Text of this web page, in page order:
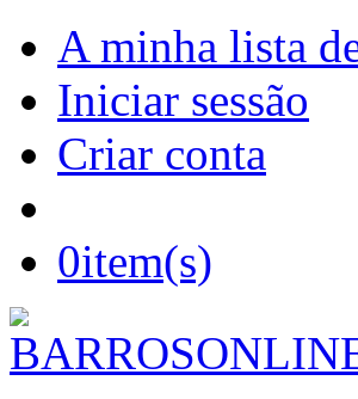
A minha lista
Iniciar sessão
Criar conta
0item(s)